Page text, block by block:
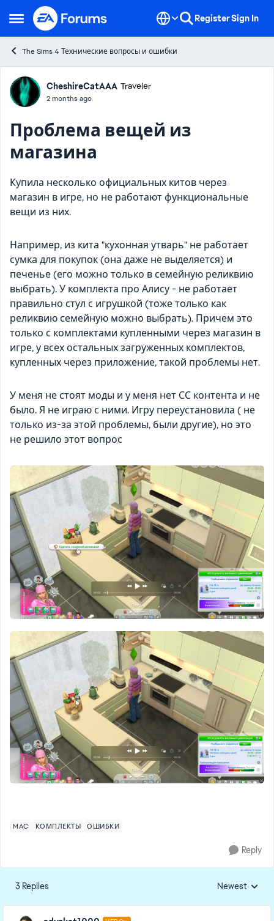
Open Side Menu
Skip to content RegisterSign In
The Sims 4 Технические вопросы и ошибки
Forum Discussion
CheshireCatAAA Traveler
2 months ago
Проблема вещей из
магазина
Купила несколько официальных китов через
магазин в игре, но не работают функциональные
вещи из них.
Например, из кита "кухонная утварь" не работает
сумка для покупок (она даже не выделяется) и
печенье (его можно только в семейную реликвию
выбрать). У комплекта про Алису - не работает
правильно стул с игрушкой (тоже только как
реликвию семейную можно выбрать). Причем это
только с комплектами купленными через магазин в
игре, у всех остальных загруженных комплектов,
купленных через приложение, такой проблемы нет.
У меня не стоят моды и у меня нет СС контента и не
было. Я не играю с ними. Игру переустановила ( не
только из-за этой проблемы, были другие), но это
не решило этот вопрос
MAC КОМПЛЕКТЫ ОШИБКИ
Reply
3 Replies Replies sorted
Newest